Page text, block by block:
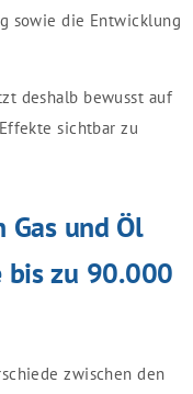
sowie die Entwicklung
deshalb bewusst auf
sichtbar zu
Gas und Öl
bis zu 90.000
zwischen den